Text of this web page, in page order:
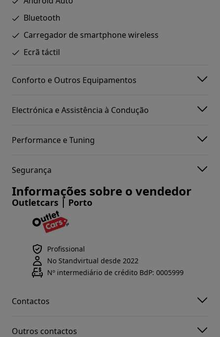
Bluetooth
Carregador de smartphone wireless
Ecrã táctil
Conforto e Outros Equipamentos
Electrónica e Assistência à Condução
Performance e Tuning
Segurança
Informações sobre o vendedor
Outletcars | Porto
Profissional
No Standvirtual desde 2022
Nº intermediário de crédito BdP: 0005999
Contactos
Outros contactos